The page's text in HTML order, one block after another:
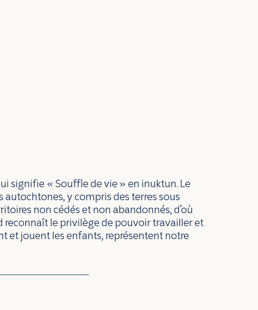
signifie « Souffle de vie » en inuktun. Le
y compris des terres sous
non cédés et non abandonnés, d’où
reconnaît le privilège de pouvoir travailler et
et jouent les enfants, représentent notre